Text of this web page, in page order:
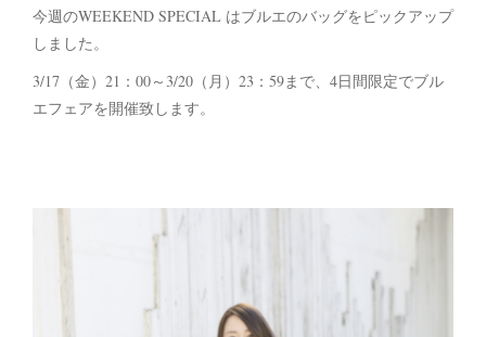
今週のWEEKEND SPECIAL はブルエのバッグをピックアップ
しました。
3/17（金）21：00～3/20（月）23：59まで、4日間限定でブル
エフェアを開催致します。